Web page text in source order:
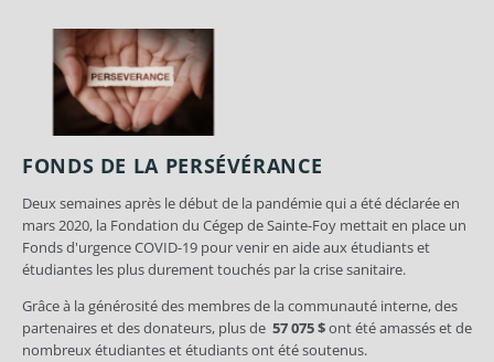
FONDS DE LA PERSÉVÉRANCE
Deux semaines après le début de la pandémie qui a été déclarée en
mars 2020, la Fondation du Cégep de Sainte-Foy mettait en place un
Fonds d'urgence COVID-19 pour venir en aide aux étudiants et
étudiantes les plus durement touchés par la crise sanitaire.
Grâce à la générosité des membres de la communauté interne, des
partenaires et des donateurs, plus de 57 075 $ont été amassés et de
nombreux étudiantes et étudiants ont été soutenus.